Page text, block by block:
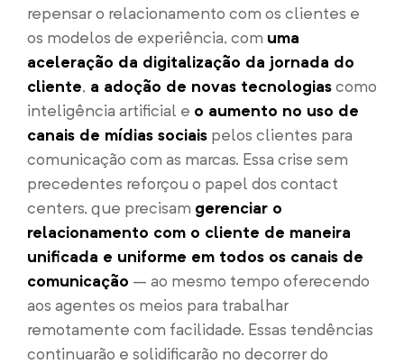
repensar o relacionamento com os clientes e
os modelos de experiência, com uma
aceleração da digitalização da jornada do
cliente, a adoção de novas tecnologiascomo
inteligência artificial e o aumento no uso de
canais de mídias sociais pelos clientes para
comunicação com as marcas. Essa crise sem
precedentes reforçou o papel dos contact
centers, que precisam gerenciar o
relacionamento com o cliente de maneira
unificada e uniforme em todos os canais de
comunicação – ao mesmo tempo oferecendo
aos agentes os meios para trabalhar
remotamente com facilidade. Essas tendências
continuarão e solidificarão no decorrer do